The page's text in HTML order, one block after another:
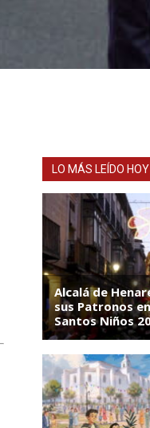
LO MÁS LEÍDO HOY